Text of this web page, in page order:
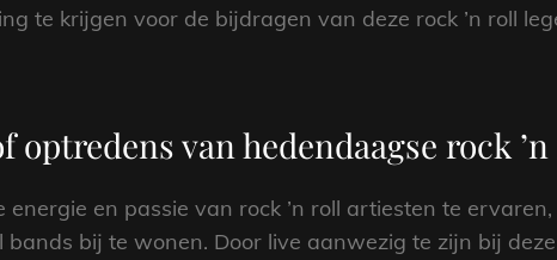
te krijgen voor de bijdragen van deze rock ’n roll
optredens van hedendaagse rock
en passie van rock ’n roll artiesten te
bands bij te wonen. Door live aanwezig te zijn bij